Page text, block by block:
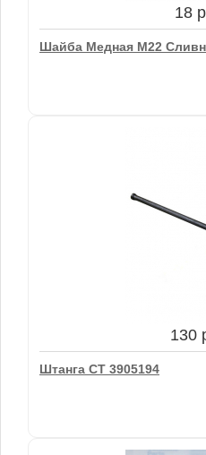
В
18
Шайба Медная М22
В
130
Штанга СТ 3905194